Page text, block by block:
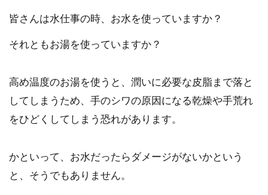
皆さんは水仕事の時、お水を使っていますか？
それともお湯を使っていますか？
高め温度のお湯を使うと、潤いに必要な皮脂まで落と
してしまうため、手のシワの原因になる乾燥や手荒れ
をひどくしてしまう恐れがあります。
かといって、お水だったらダメージがないかという
と、そうでもありません。